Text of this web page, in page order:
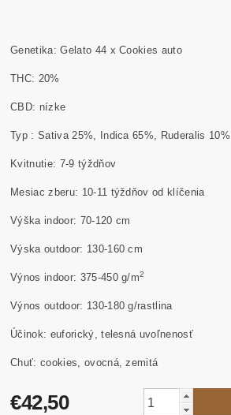
Genetika: Gelato 44 x Cookies auto
THC: 20%
CBD: nízke
Typ : Sativa 25%, Indica 65%, Ruderalis 10%
Kvitnutie: 7-9 týždňov
Mesiac zberu: 10-11 týždňov od klíčenia
Výška indoor: 70-120 cm
Výska outdoor: 130-160 cm
Výnos indoor: 375-450 g/m2
Výnos outdoor: 130-180 g/rastlina
Účinok: euforický, telesná uvoľnenosť
Chuť: cookies, ovocná, zemitá
€42,50